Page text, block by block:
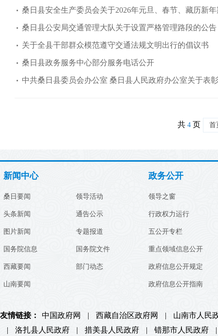
桑日县安全生产委员会关于2026年元旦、春节、藏历新
桑日县公安局交通管理大队关于设置严格管理路段的公告
关于全县干部群众模范遵守交通法规文明出行的倡议书
桑日县政务服务中心部分服务电话公开
中共桑日县委员会办公室 桑日县人民政府办公室关于表
共 4 页 首
新闻中心
桑日要闻
头条新闻
图片新闻
国务院信息
西藏要闻
山南要闻
领导活动
通告公示
专题报道
国务院文件
部门动态
政务公开
领导之窗
行政权力运行
五公开专栏
重点领域信息公开
政府信息公开规定
政府信息公开指南
友情链接： 中国政府网 | 西藏自治区政府网 |
山南市人民
|
洛扎县人民政府 | 措美县人民政府 | 错那市人民政府
|